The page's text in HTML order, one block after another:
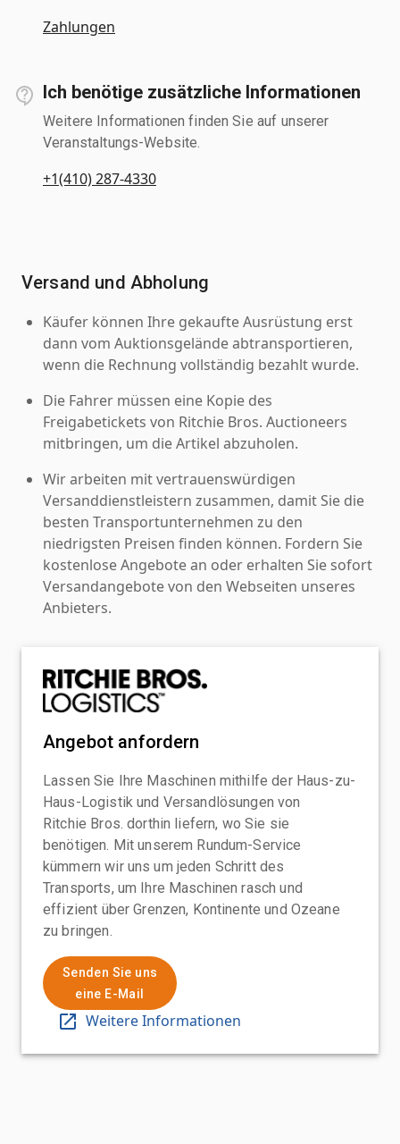
Zahlungen
Ich benötige zusätzliche Informationen
Weitere Informationen finden Sie auf unserer
Veranstaltungs-Website.
+1(410) 287-4330
Versand und Abholung
Käufer können Ihre gekaufte Ausrüstung erst
dann vom Auktionsgelände abtransportieren,
wenn die Rechnung vollständig bezahlt wurde.
Die Fahrer müssen eine Kopie des
Freigabetickets von Ritchie Bros. Auctioneers
mitbringen, um die Artikel abzuholen.
Wir arbeiten mit vertrauenswürdigen
Versanddienstleistern zusammen, damit Sie die
besten Transportunternehmen zu den
niedrigsten Preisen finden können. Fordern Sie
kostenlose Angebote an oder erhalten Sie sofort
Versandangebote von den Webseiten unseres
Anbieters.
Angebot anfordern
Lassen Sie Ihre Maschinen mithilfe der Haus-zu-
Haus-Logistik und Versandlösungen von
Ritchie Bros. dorthin liefern, wo Sie sie
benötigen. Mit unserem Rundum-Service
kümmern wir uns um jeden Schritt des
Transports, um Ihre Maschinen rasch und
effizient über Grenzen, Kontinente und Ozeane
zu bringen.
Senden Sie uns
eine E-Mail
Weitere Informationen